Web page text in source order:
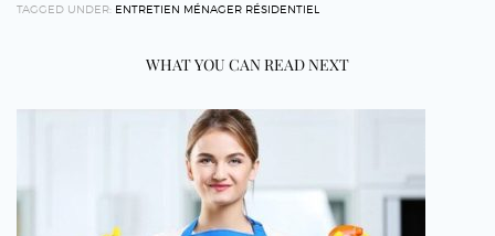
TAGGED UNDER: ENTRETIEN MÉNAGER RÉSIDENTIEL
WHAT YOU CAN READ NEXT